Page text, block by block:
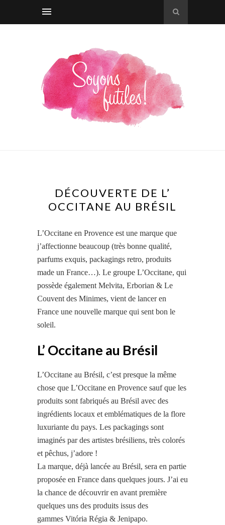
DÉCOUVERTE DE L’
OCCITANE AU BRÉSIL
L’Occitane en Provence est une marque que
j’affectionne beaucoup (très bonne qualité,
parfums exquis, packagings retro, produits
made un France…). Le groupe L’Occitane, qui
possède également Melvita, Erborian & Le
Couvent des Minimes, vient de lancer en
France une nouvelle marque qui sent bon le
soleil.
L’ Occitane au Brésil
L’Occitane au Brésil, c’est presque la même
chose que L’Occitane en Provence sauf que les
produits sont fabriqués au Brésil avec des
ingrédients locaux et emblématiques de la flore
luxuriante du pays. Les packagings sont
imaginés par des artistes brésiliens, très colorés
et pêchus, j’adore !
La marque, déjà lancée au Brésil, sera en partie
proposée en France dans quelques jours. J’ai eu
la chance de découvrir en avant première
quelques uns des produits issus des
gammes Vitória Régia & Jenipapo.